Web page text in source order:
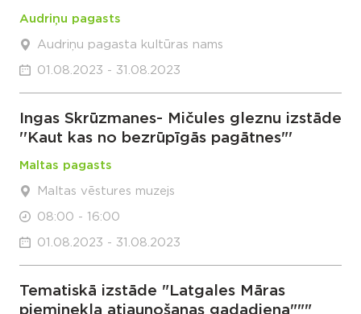
Audriņu pagasts
Audriņu pagasta kultūras nams
01.08.2023 - 31.08.2023
Ingas Skrūzmanes- Mičules gleznu izstāde
''Kaut kas no bezrūpīgās pagātnes"'
Maltas pagasts
Maltas vēstures muzejs
08:00 - 16:00
01.08.2023 - 31.08.2023
Tematiskā izstāde "Latgales Māras
pieminekļa atjaunošanas gadadiena"""